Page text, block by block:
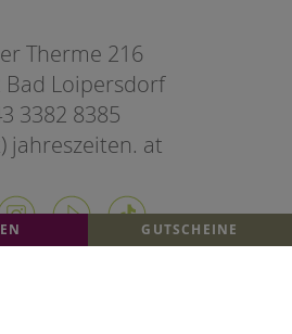
Therme 216
Bad Loipersdorf
3382 8385
jahreszeiten. at
GUTSCHEINE